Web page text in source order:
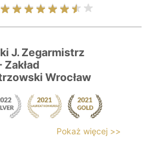
J. Zegarmistrz
Zakład
Wrocław
Pokaż więcej >>